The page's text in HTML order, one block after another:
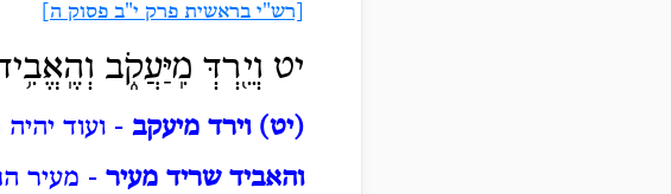
[רש"י בראשית פרק י"ב פסוק ה]
יט וְיֵ֖רְדְּ מִֽיַּעֲקֹ֑ב
(יט) וירד מיעקב - ועוד
והאביד שריד מעיר - מעיר